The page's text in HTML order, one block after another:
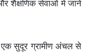
शैक्षणिक सेवाओं में जाने
एक सुदूर ग्रामीण अंचल से